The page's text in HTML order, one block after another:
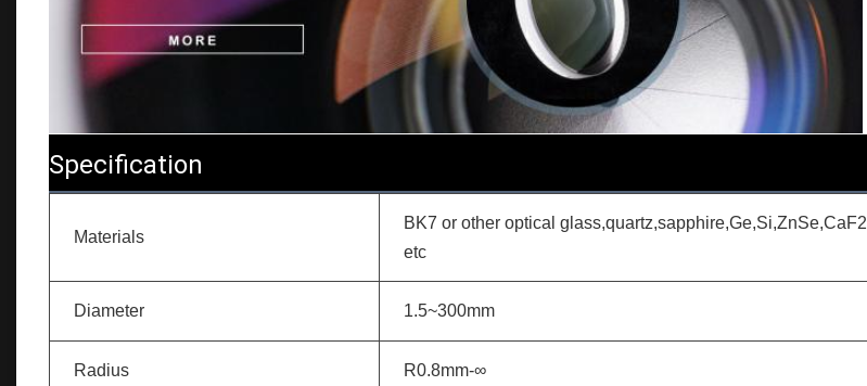
Specification
Materials
BK7 or other optical glass,quartz,sapphire,Ge,Si,ZnSe,CaF2
etc
Diameter 1.5~300mm
Radius R0.8mm-∞